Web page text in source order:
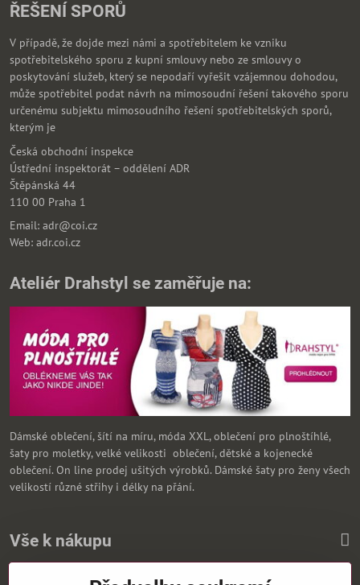
ŘEŠENÍ SPORŮ
V případě, že dojde mezi námi a spotřebitelem ke vzniku
spotřebitelského sporu z kupní smlouvy nebo ze smlouvy o
poskytování služeb, který se nepodaří vyřešit vzájemnou dohodou,
může spotřebitel podat návrh na mimosoudní řešení takového sporu
určenému subjektu mimosoudního řešení spotřebitelských sporů,
kterým je
Česká obchodní inspekce
Ústřední inspektorát – oddělení ADR
Štěpánská 44
110 00 Praha 1
Email: adr@coi.cz
Web: adr.coi.cz
Ateliér Drahstyl se zaměřuje na:
Dámské oblečení, šítí na míru, móda XXL, oblečení pro plnoštíhlé,
šaty pro moletky, velké velikosti oblečení, dětské a kojenecké
oblečení. On line prodej ušitých výrobků. Dámské šaty pro ženy všech
velikostí různé střihy i délky na přání.
Vše k nákupu